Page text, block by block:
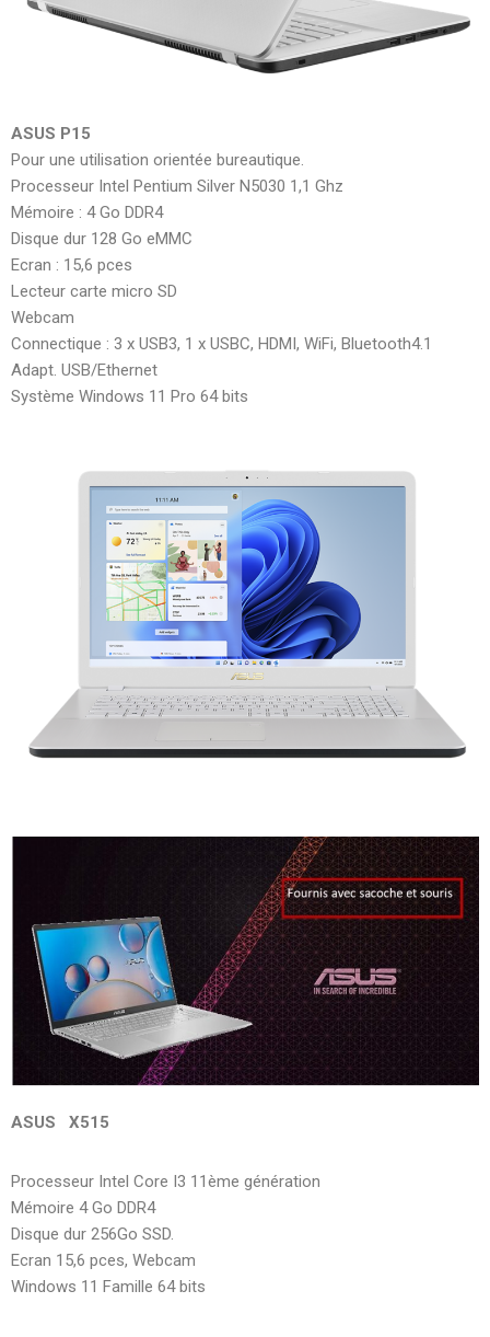
ASUS P15
Pour une utilisation orientée bureautique.
Processeur Intel Pentium Silver N5030 1,1 Ghz
Mémoire : 4 Go DDR4
Disque dur 128 Go eMMC
Ecran : 15,6 pces
Lecteur carte micro SD
Webcam
Connectique : 3 x USB3, 1 x USBC, HDMI, WiFi, Bluetooth4.1
Adapt. USB/Ethernet
Système Windows 11 Pro 64 bits
ASUS X515
Processeur Intel Core I3 11ème génération
Mémoire 4 Go DDR4
Disque dur 256Go SSD.
Ecran 15,6 pces, Webcam
Windows 11 Famille 64 bits